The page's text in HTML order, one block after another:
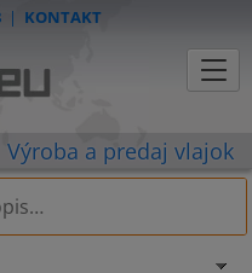
| KONTAKT